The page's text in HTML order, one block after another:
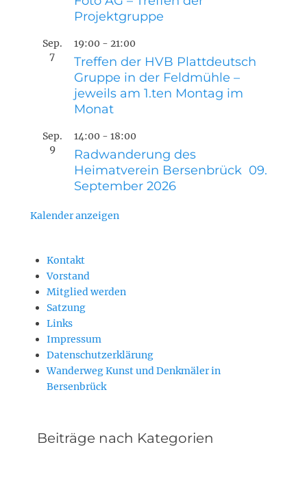
Projektgruppe
Sep.
7
19:00 - 21:00
Treffen der HVB Plattdeutsch
Gruppe in der Feldmühle –
jeweils am 1.ten Montag im
Monat
Sep.
9
14:00 - 18:00
Radwanderung des
Heimatverein Bersenbrück 09.
September 2026
Kalender anzeigen
Kontakt
Vorstand
Mitglied werden
Satzung
Links
Impressum
Datenschutzerklärung
Wanderweg Kunst und Denkmäler in
Bersenbrück
Beiträge nach Kategorien